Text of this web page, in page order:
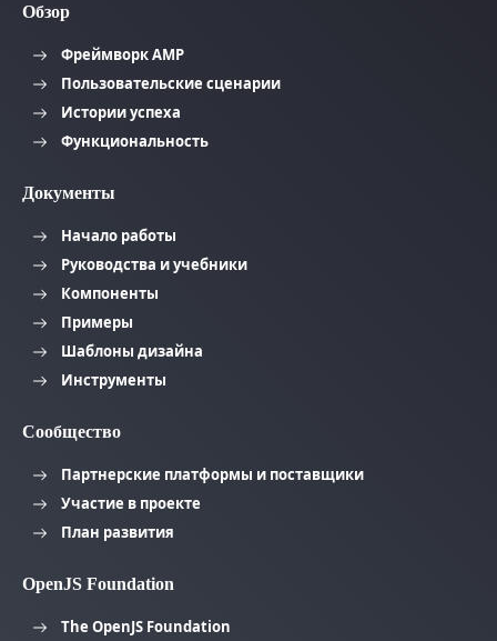
Обзор
Фреймворк AMP
Пользовательские сценарии
Истории успеха
Функциональность
Документы
Начало работы
Руководства и учебники
Компоненты
Примеры
Шаблоны дизайна
Инструменты
Сообщество
Партнерские платформы и поставщики
Участие в проекте
План развития
OpenJS Foundation
The OpenJS Foundation